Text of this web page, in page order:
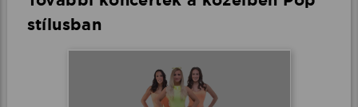
stílusban